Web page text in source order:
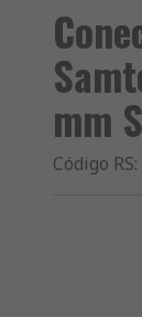
mm
Código RS: